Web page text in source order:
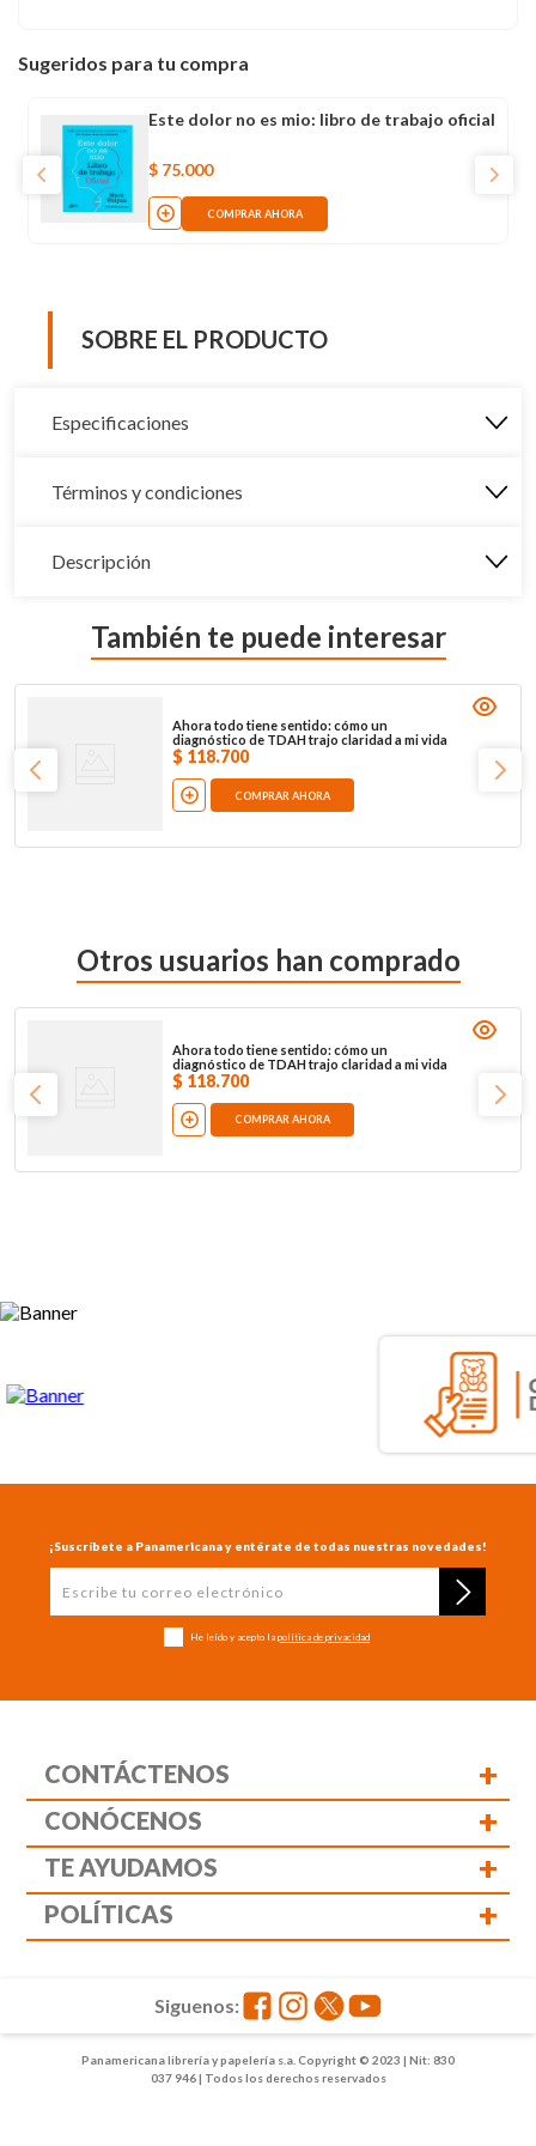
Sugeridos para tu compra
Este dolor no es mio: libro de trabajo oficial
$ 75.000
COMPRAR AHORA
SOBRE EL PRODUCTO
Especificaciones
Términos y condiciones
Descripción
También te puede interesar
Ahora todo tiene sentido: cómo un
diagnóstico de TDAH trajo claridad a mi vida
$ 118.700
COMPRAR AHORA
Otros usuarios han comprado
Ahora todo tiene sentido: cómo un
diagnóstico de TDAH trajo claridad a mi vida
$ 118.700
COMPRAR AHORA
¡Suscríbete a Panamericana y entérate de todas nuestras novedades!
He leído y acepto la política de privacidad
CONTÁCTENOS +
CONÓCENOS +
TE AYUDAMOS +
POLÍTICAS +
Panamericana librería y papelería s.a. Copyright © 2023 | Nit: 830
037 946 | Todos los derechos reservados
Siguenos: